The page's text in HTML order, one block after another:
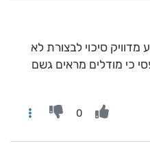
מדוויק סיכוי לבצורת לא
כי מודלים מראים גשם
0